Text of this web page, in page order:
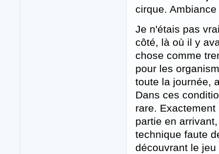
cirque.
Je n'étais pas
côté, là où il y
chose comme
pour les
toute la journée,
Dans ces
rare.
partie en
technique faute
découvrant le